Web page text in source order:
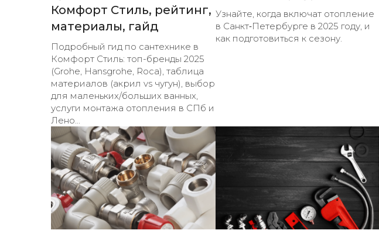
Комфорт Стиль, рейтинг,
материалы, гайд
Подробный гид по сантехнике в
Комфорт Стиль: топ-бренды 2025
(Grohe, Hansgrohe, Roca), таблица
материалов (акрил vs чугун), выбор
для маленьких/больших ванных,
услуги монтажа отопления в СПб и
Лено...
Узнайте, когда включат отопление
в Санкт‑Петербурге в 2025 году, и
как подготовиться к сезону.